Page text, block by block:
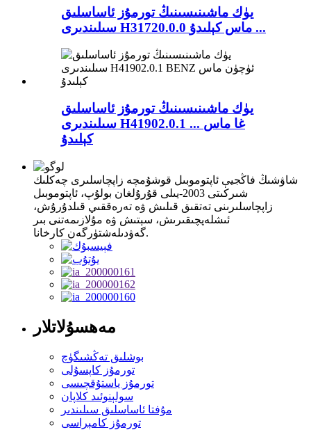
يۈك ماشىنىسىنىڭ تورمۇز ئاساسلىق
سىلىندىرى H31720.0.0 ماس كېلىدۇ ...
يۈك ماشىنىسىنىڭ تورمۇز ئاساسلىق
سىلىندىرى H41902.0.1 ... غا ماس
كېلىدۇ
شاۋشىڭ فاڭجيې ئاپتوموبىل قوشۇمچە زاپچاسلىرى چەكلىك
شىركىتى 2003-يىلى قۇرۇلغان بولۇپ، ئاپتوموبىل
زاپچاسلىرىنى تەتقىق قىلىش ۋە تەرەققىي قىلدۇرۇش،
ئىشلەپچىقىرىش، سېتىش ۋە مۇلازىمەتنى بىر
گەۋدىلەشتۈرگەن كارخانا.
مەھسۇلاتلار
بوشلىق تەڭشىگۈچ
تورمۇز كاپسۇلى
تورمۇز ياستۇقچىسى
سولېنوئىد كلاپان
مۇفتا ئاساسلىق سىلىندىر
تورمۇز كامېراسى